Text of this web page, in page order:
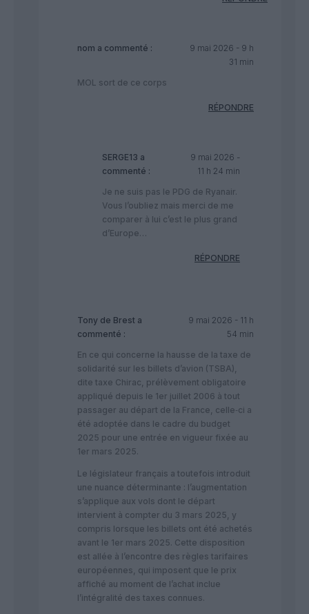
nom a commenté :
9 mai 2026 - 9 h
31 min
MOL sort de ce corps
RÉPONDRE
SERGE13 a
commenté :
9 mai 2026 -
11 h 24 min
Je ne suis pas le PDG de Ryanair.
Vous l’oubliez mais merci de me
comparer à lui c’est le plus grand
d’Europe…
RÉPONDRE
Tony de Brest a
commenté :
9 mai 2026 - 11 h
54 min
En ce qui concerne la hausse de la taxe de
solidarité sur les billets d’avion (TSBA),
dite taxe Chirac, prélèvement obligatoire
appliqué depuis le 1er juillet 2006 à tout
passager au départ de la France, celle‑ci a
été adoptée dans le cadre du budget
2025 pour une entrée en vigueur fixée au
1er mars 2025.
Le législateur français a toutefois introduit
une nuance déterminante : l’augmentation
s’applique aux vols dont le départ
intervient à compter du 3 mars 2025, y
compris lorsque les billets ont été achetés
avant le 1er mars 2025. Cette disposition
est allée à l’encontre des règles tarifaires
européennes, qui imposent que le prix
affiché au moment de l’achat inclue
l’intégralité des taxes connues.